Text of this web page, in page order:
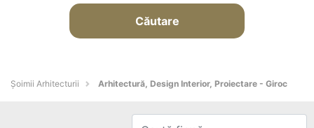
Căutare
Șoimii Arhitecturii Arhitectură, Design Interior, Proiectare - Giroc